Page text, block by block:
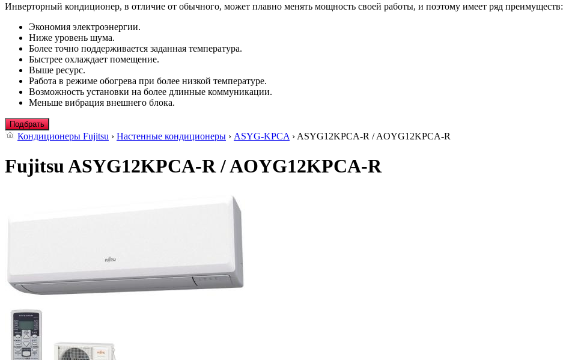
Инверторный кондиционер, в отличие от обычного, может плавно менять мощность своей работы, и поэтому имеет ряд преимуществ:
Экономия электроэнергии.
Ниже уровень шума.
Более точно поддерживается заданная температура.
Быстрее охлаждает помещение.
Выше ресурс.
Работа в режиме обогрева при более низкой температуре.
Возможность установки на более длинные коммуникации.
Меньше вибрация внешнего блока.
Подбрать
Кондиционеры Fujitsu › Настенные кондиционеры › ASYG-KPCA › ASYG12KPCA-R / AOYG12KPCA-R
Fujitsu ASYG12KPCA-R / AOYG12KPCA-R